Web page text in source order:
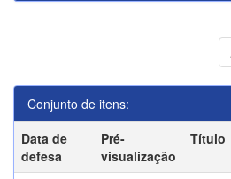
Conjunto de itens:
Data de
defesa
Pré-
visualização
Título